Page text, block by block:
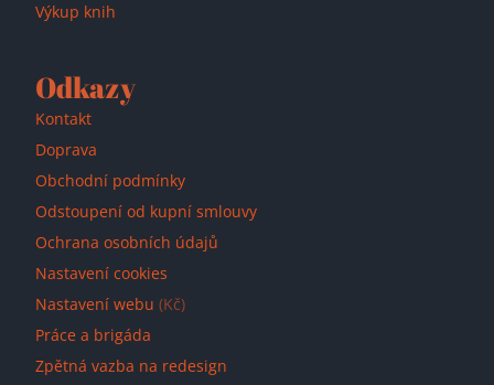
Výkup knih
Odkazy
Kontakt
Doprava
Obchodní podmínky
Odstoupení od kupní smlouvy
Ochrana osobních údajů
Nastavení cookies
Nastavení webu (Kč)
Práce a brigáda
Zpětná vazba na redesign